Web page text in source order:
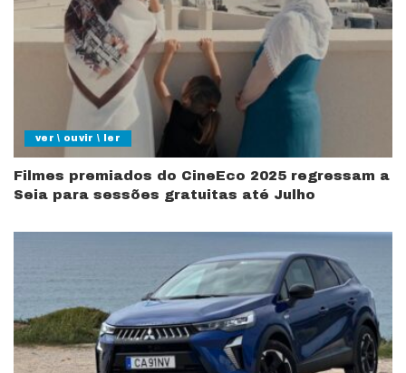
ver \ ouvir \ ler
Filmes premiados do CineEco 2025 regressam a
Seia para sessões gratuitas até Julho